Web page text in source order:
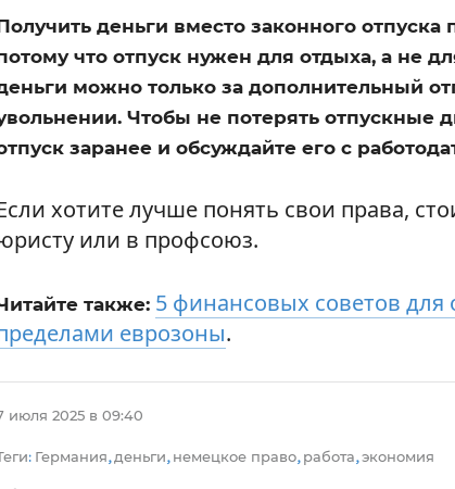
деньги вместо законного
что отпуск нужен для отдыха, а не
можно только за дополнительный
Чтобы не потерять отпускные
заранее и обсуждайте его с
хотите лучше понять свои права,
или в профсоюз.
также: 5 финансовых советов для
еврозоны.
июля 2025 в 09:40
: Германия, деньги, немецкое право, работа,экономия